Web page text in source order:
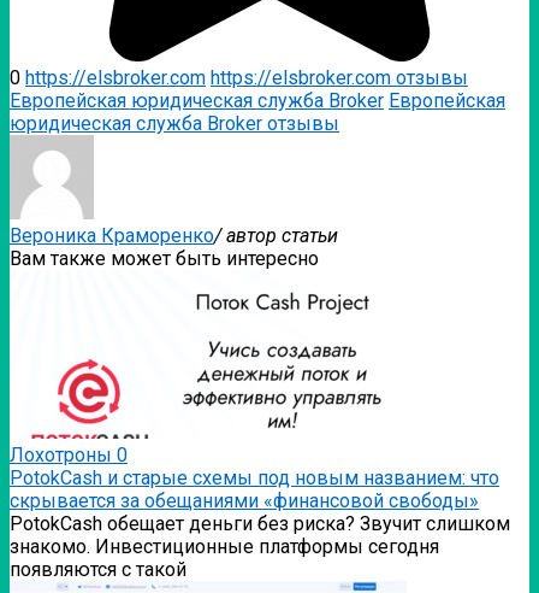
0 https://elsbroker.com https://elsbroker.com отзывы
Европейская юридическая служба Broker Европейская
юридическая служба Broker отзывы
Вероника Краморенко/ автор статьи
Вам также может быть интересно
Лохотроны 0
PotokCash и старые схемы под новым названием: что
скрывается за обещаниями «финансовой свободы»
PotokCash обещает деньги без риска? Звучит слишком
знакомо. Инвестиционные платформы сегодня
появляются с такой